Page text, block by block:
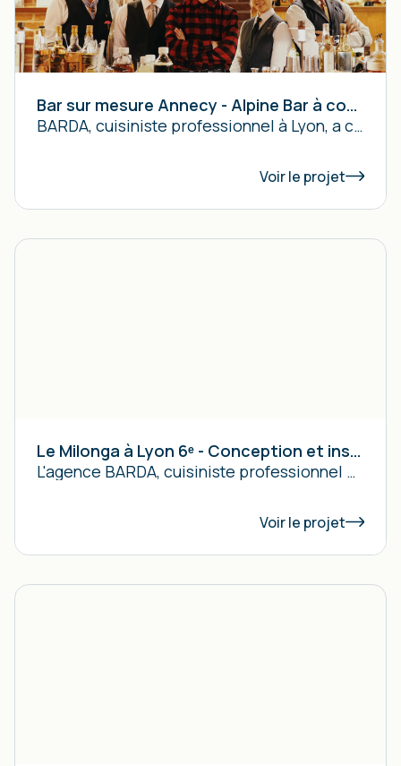
Bar sur mesure Annecy - Alpine Bar à cocktails
BARDA, cuisiniste professionnel à Lyon, a conçu et installé le bar à cocktails inox sur mesure et la cuisine professionnelle du bar Alpine à Annecy.
Voir le projet
Le Milonga à Lyon 6ᵉ - Conception et installation d’un bar inox sur mesure
L'agence BARDA, cuisiniste professionnel à Lyon, a conçu et installé le bar inox sur mesure du restaurant Le Milonga à Lyon 6ᵉ.
Voir le projet